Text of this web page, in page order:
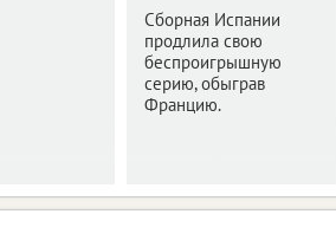
Сборная Испании
продлила свою
беспроигрышную
серию, обыграв
Францию.